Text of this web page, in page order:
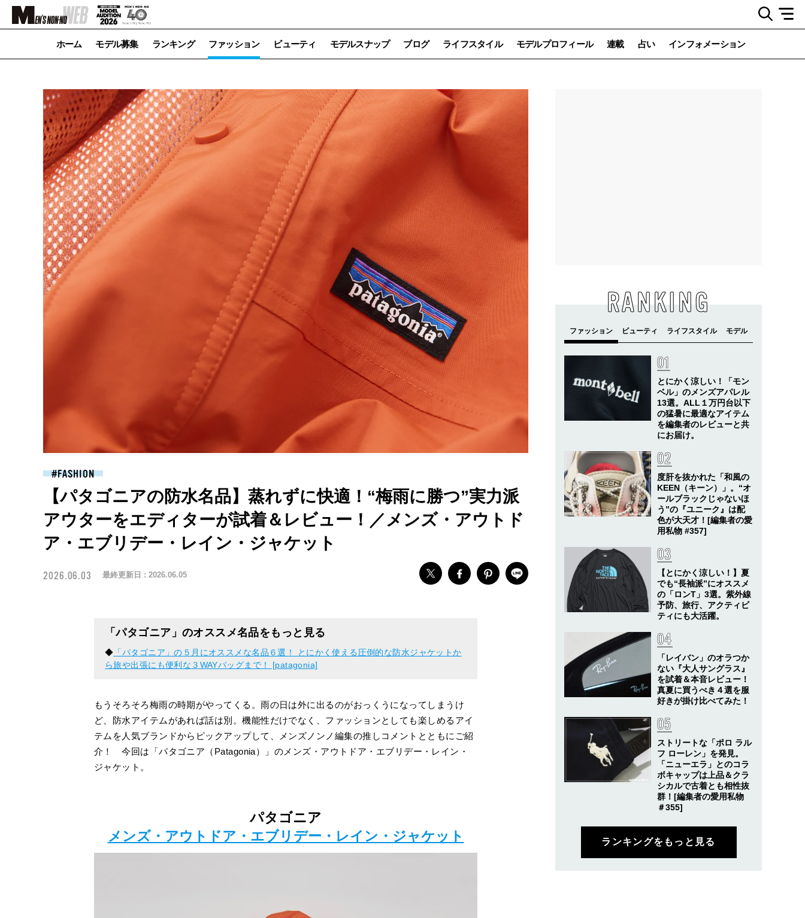
ホーム モデル募集 ランキング ファッション ビューティ モデルスナップ ブログ ライフスタイル モデルプロフィール 連載 占い インフォメーション
FASHION
【パタゴニアの防水名品】蒸れずに快適！“梅雨に勝つ”実力派
アウターをエディターが試着＆レビュー！／メンズ・アウトド
ア・エブリデー・レイン・ジャケット
2026.06.03 最終更新日 : 2026.06.05
「パタゴニア」のオススメ名品をもっと見る
◆ 「パタゴニア」の５月にオススメな名品６選！ とにかく使える圧倒的な防水ジャケットか
ら旅や出張にも便利な３WAYバッグまで！ [patagonia]
もうそろそろ梅雨の時期がやってくる。雨の日は外に出るのがおっくうになってしまうけ
ど、防水アイテムがあれば話は別。機能性だけでなく、ファッションとしても楽しめるアイ
テムを人気ブランドからピックアップして、メンズノンノ編集の推しコメントとともにご紹
介！ 今回は「パタゴニア（Patagonia）」のメンズ・アウトドア・エブリデー・レイン・
ジャケット。
パタゴニア
メンズ・アウトドア・エブリデー・レイン・ジャケット
RANKING
とにかく涼しい！「モン
ベル」のメンズアパレル
13選。ALL１万円台以下
の猛暑に最適なアイテム
を編集者のレビューと共
にお届け。
度肝を抜かれた「和風の
KEEN（キーン）」。“オ
ールブラックじゃないほ
う”の『ユニーク』は配
色が大天才！[編集者の愛
用私物 #357]
【とにかく涼しい！】夏
でも“長袖派”にオススメ
の「ロンT」3選。紫外線
予防、旅行、アクティビ
ティにも大活躍。
「レイバン」のオラつか
ない『大人サングラス』
を試着＆本音レビュー！
真夏に買うべき４選を服
好きが掛け比べてみた！
ストリートな「ポロ ラル
フ ローレン」を発見。
「ニューエラ」とのコラ
ボキャップは上品＆クラ
シカルで古着とも相性抜
群！[編集者の愛用私物
＃355]
ランキングをもっと見る